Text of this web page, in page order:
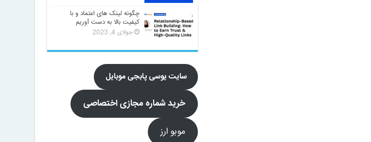
چگونه لینک های اعتماد و با
کیفیت بالا به دست آوریم
جولای 4, 2023
سایت یوسی پابجی موبایل
خرید شماره مجازی اختصاصی
موبو ارز